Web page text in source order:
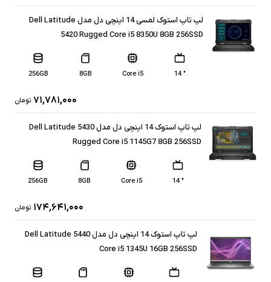
لپ تاپ استوک لمسی 14 اینچی دل مدل Dell Latitude
5420 Rugged Core i5 8350U 8GB 256SSD
" 14
Core i5
8GB
256GB
۷۱,۷۸۱,۰۰۰ تومان
لپ تاپ استوک 14 اینچی دل مدل Dell Latitude 5430
Rugged Core i5 1145G7 8GB 256SSD
" 14
Core i5
8GB
256GB
۱۷۴,۶۴۱,۰۰۰ تومان
لپ تاپ استوک 14 اینچی دل مدل Dell Latitude 5440
Core i5 1345U 16GB 256SSD